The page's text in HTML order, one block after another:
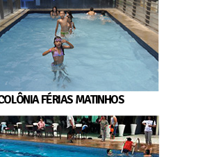
FÉRIAS MATINHOS